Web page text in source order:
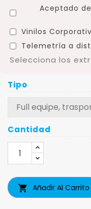
Aceptado
Vinilos
Telemetría a
Selecciona los
Tipo
Cantidad
 Añadir Al Carrito